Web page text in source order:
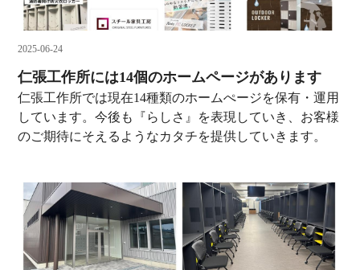
2025-06-24
仁張工作所には14個のホームページがあります
仁張工作所では現在14種類のホームぺージを保有・運用
しています。今後も『らしさ』を表現していき、お客様
のご期待にそえるようなカタチを提供していきます。